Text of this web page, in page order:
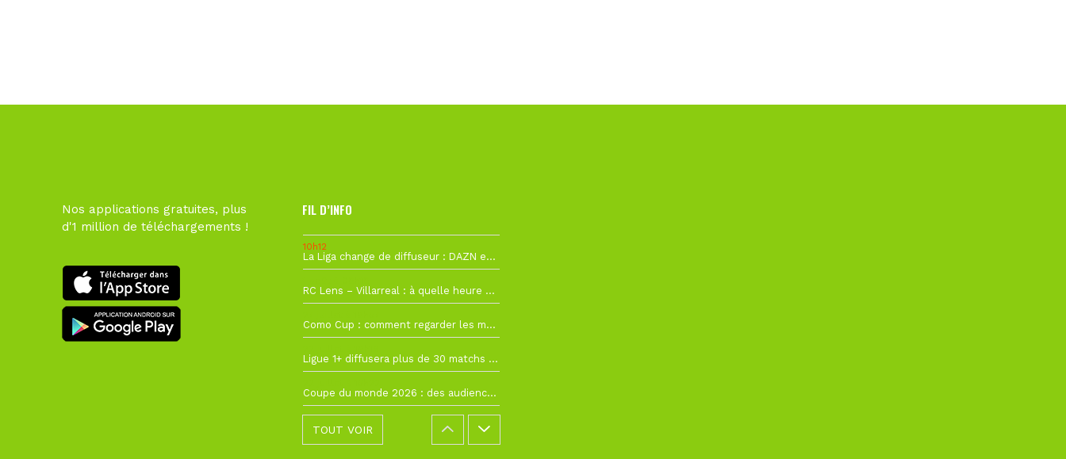
Nos applications gratuites, plus
d'1 million de téléchargements !
FIL D’INFO
10h12
La Liga change de diffuseur : DAZN et Disney+ remplacent beIN Sports !
RC Lens – Villarreal : à quelle heure et sur quelle chaîne voir la finale de la Como Cup ?
Como Cup : comment regarder les matchs du RC Lens en direct ?
Ligue 1+ diffusera plus de 30 matchs amicaux avant la reprise de la Ligue 1
Coupe du monde 2026 : des audiences record, mais M6 devrait perdre très gros !
TOUT VOIR